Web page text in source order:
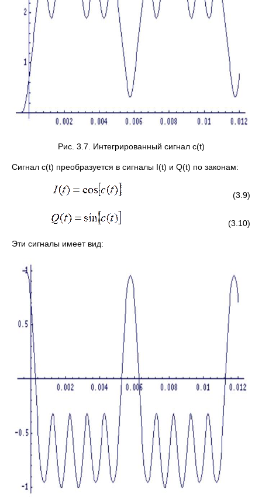
Рис. 3.7. Интегрированный сигнал c(t)
Сигнал c(t) преобразуется в сигналы I(t) и Q(t) по законам:
(3.9)
(3.10)
Эти сигналы имеет вид: